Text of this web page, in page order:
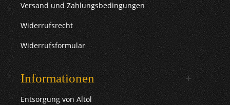
Versand und Zahlungsbedingungen
Widerrufsrecht
Widerrufsformular
Informationen
Entsorgung von Altöl